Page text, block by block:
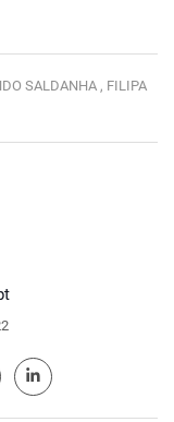
SALDANHA , FILIPA